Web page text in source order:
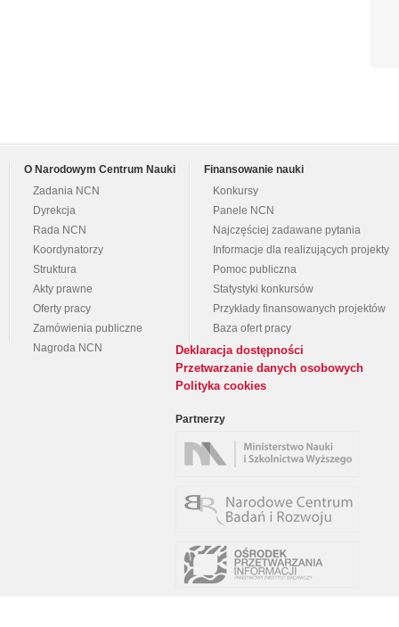
O Narodowym Centrum Nauki
Zadania NCN
Dyrekcja
Rada NCN
Koordynatorzy
Struktura
Akty prawne
Oferty pracy
Zamówienia publiczne
Nagroda NCN
Finansowanie nauki
Konkursy
Panele NCN
Najczęściej zadawane pytania
Informacje dla realizujących projekty
Pomoc publiczna
Statystyki konkursów
Przykłady finansowanych projektów
Baza ofert pracy
Deklaracja dostępności
Przetwarzanie danych osobowych
Polityka cookies
Partnerzy